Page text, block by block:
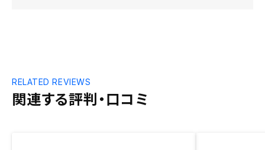
関連する評判・口コミ
RELATED REVIEWS